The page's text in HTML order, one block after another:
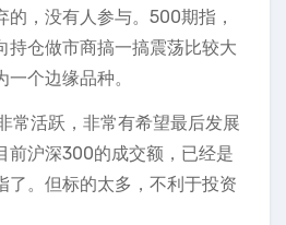
的，没有人参与。500期指，
持仓做市商搞一搞震荡比较大
个边缘品种。
常活跃，非常有希望最后发展
前沪深300的成交额，已经是
了。但标的太多，不利于投资